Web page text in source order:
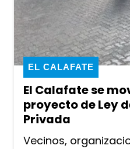
El Calafate se
proyecto de Ley
Privada
EL CALAFATE
Vecinos,